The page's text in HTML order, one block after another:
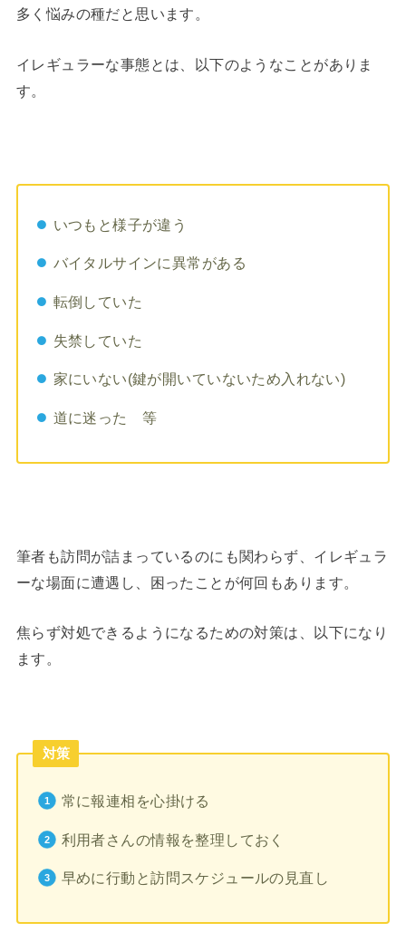
多く悩みの種だと思います。
イレギュラーな事態とは、以下のようなことがありま
す。
いつもと様子が違う
バイタルサインに異常がある
転倒していた
失禁していた
家にいない(鍵が開いていないため入れない)
道に迷った 等
筆者も訪問が詰まっているのにも関わらず、イレギュラ
ーな場面に遭遇し、困ったことが何回もあります。
焦らず対処できるようになるための対策は、以下になり
ます。
対策
常に報連相を心掛ける
利用者さんの情報を整理しておく
早めに行動と訪問スケジュールの見直し